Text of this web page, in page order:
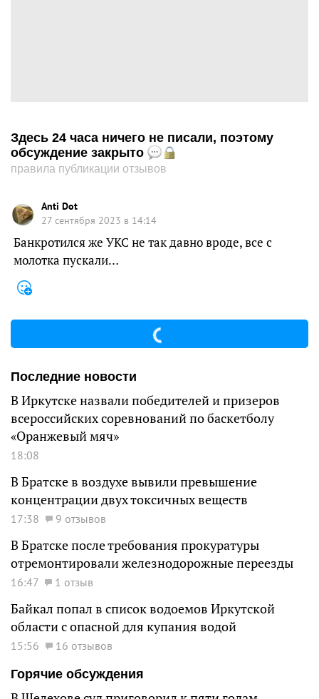
Здесь 24 часа ничего не писали, поэтому
обсуждение закрыто
правила публикации отзывов
Anti Dot
27 сентября 2023 в 14:14
Банкротился же УКС не так давно вроде, все с
молотка пускали…
Последние новости
В Иркутске назвали победителей и призеров
всероссийских соревнований по баскетболу
«Оранжевый мяч»
18:08
В Братске в воздухе вывили превышение
концентрации двух токсичных веществ
17:38 9 отзывов
В Братске после требования прокуратуры
отремонтировали железнодорожные переезды
16:47 1 отзыв
Байкал попал в список водоемов Иркутской
области с опасной для купания водой
15:56
16 отзывов
Горячие обсуждения